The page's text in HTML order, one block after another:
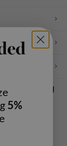
following
5%